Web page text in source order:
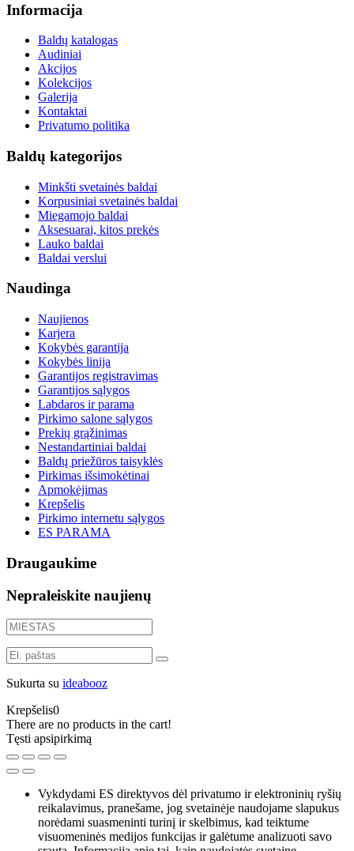
Informacija
Baldų katalogas
Audiniai
Akcijos
Kolekcijos
Galerija
Kontaktai
Privatumo politika
Baldų kategorijos
Minkšti svetainės baldai
Korpusiniai svetainės baldai
Miegamojo baldai
Aksesuarai, kitos prekės
Lauko baldai
Baldai verslui
Naudinga
Naujienos
Karjera
Kokybės garantija
Kokybės linija
Garantijos registravimas
Garantijos sąlygos
Labdaros ir parama
Pirkimo salone sąlygos
Prekių grąžinimas
Nestandartiniai baldai
Baldų priežūros taisyklės
Pirkimas išsimokėtinai
Apmokėjimas
Krepšelis
Pirkimo internetu sąlygos
ES PARAMA
Draugaukime
Nepraleiskite naujienų
Sukurta su ideabooz
Krepšelis0
There are no products in the cart!
Tęsti apsipirkimą
Vykdydami ES direktyvos dėl privatumo ir elektroninių ryšių
reikalavimus, pranešame, jog svetainėje naudojame slapukus
norėdami suasmeninti turinį ir skelbimus, kad teiktume
visuomeninės medijos funkcijas ir galėtume analizuoti savo